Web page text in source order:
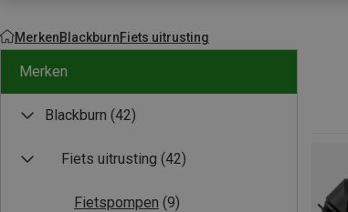
MerkenBlackburnFiets uitrusting
Merken
Blackburn (42)
Fiets uitrusting (42)
Fietspompen (9)